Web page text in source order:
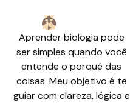
Aprender biologia pode
ser simples quando você
entende o porquê das
coisas. Meu objetivo é te
guiar com clareza, lógica e